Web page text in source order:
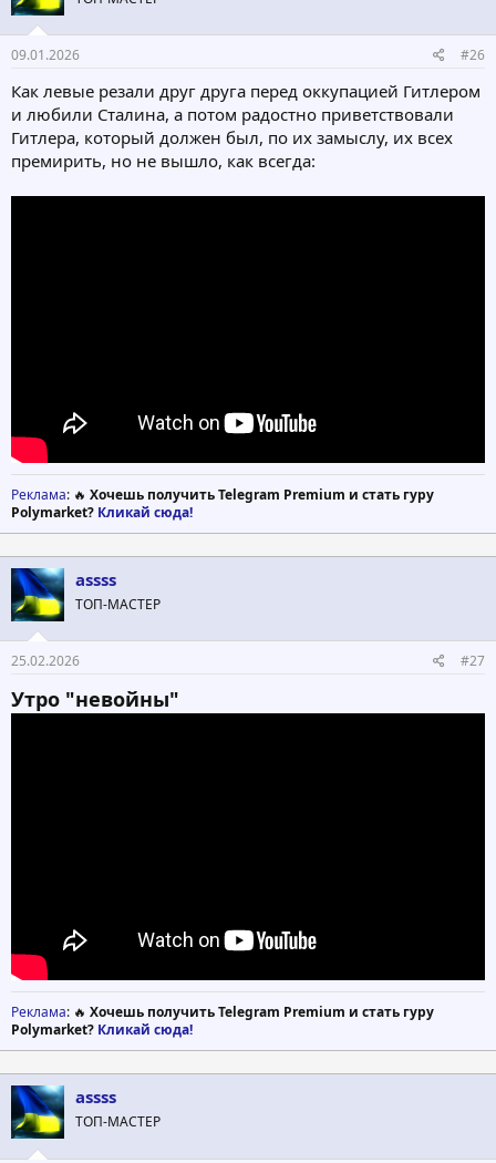
09.01.2026 #26
Как левые резали друг друга перед оккупацией Гитлером
и любили Сталина, а потом радостно приветствовали
Гитлера, который должен был, по их замыслу, их всех
премирить, но не вышло, как всегда:
Реклама: 🔥 Хочешь получить Telegram Premium и стать гуру
Polymarket? Кликай сюда!
assss
ТОП-МАСТЕР
25.02.2026 #27
Утро "невойны"
Реклама: 🔥 Хочешь получить Telegram Premium и стать гуру
Polymarket? Кликай сюда!
assss
ТОП-МАСТЕР